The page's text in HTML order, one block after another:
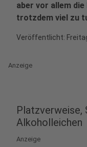
aber vor allem
trotzdem viel zu
Veröffentlicht:
Anzeige
Platzverweise,
Alkoholleichen
Anzeige